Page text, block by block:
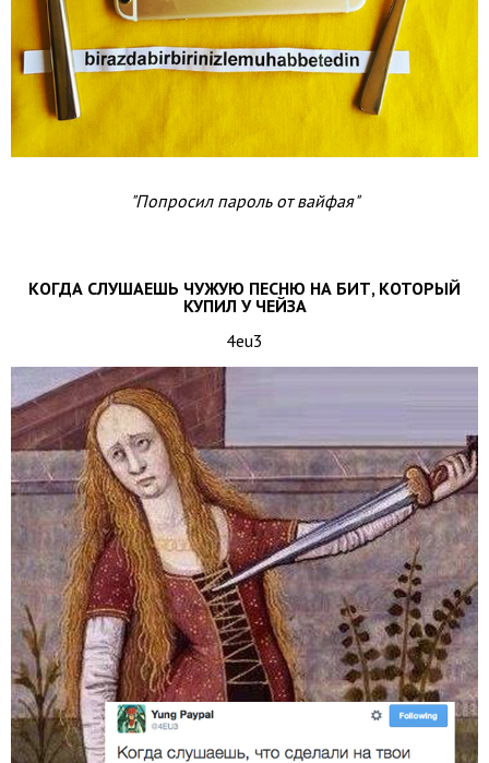
"Попросил пароль от вайфая"
КОГДА СЛУШАЕШЬ ЧУЖУЮ ПЕСНЮ НА БИТ, КОТОРЫЙ
КУПИЛ У ЧЕЙЗА
4eu3